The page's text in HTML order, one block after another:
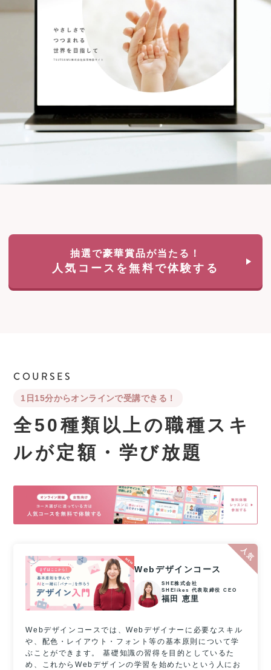
抽選で豪華賞品が当たる！
人気コースを無料で体験する
COURSES
1日15分からオンラインで受講できる！
全50種類以上の職種スキ
ルが定額・学び放題
Webデザインコース
SHE株式会社
SHElikes 代表取締役 CEO
福田 恵里
Webデザインコースでは、Webデザイナーに必要なスキル
や、配色・レイアウト・フォント等の基本原則について学
ぶことができます。 基礎知識の習得を目的としているた
め、これからWebデザインの学習を始めたいという人にお